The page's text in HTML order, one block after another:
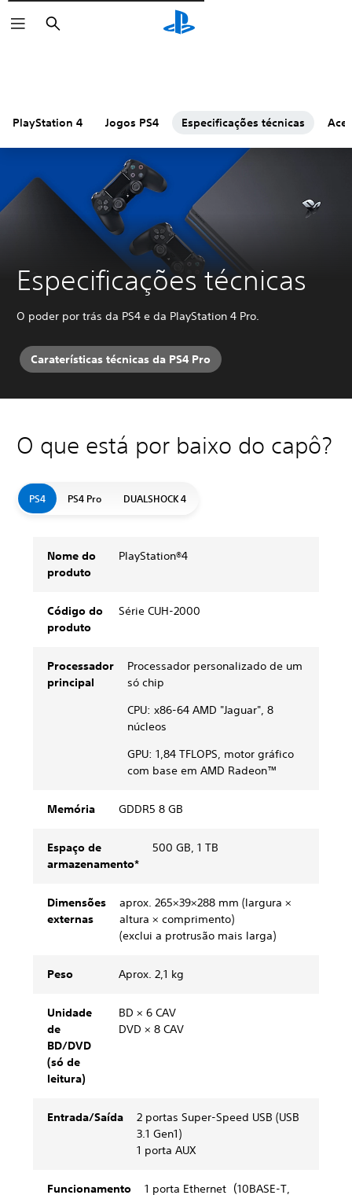
Pesquisar
PlayStation 4 Jogos PS4 Especificações técnicas
Especificações técnicas
O poder por trás da PS4 e da PlayStation 4 Pro.
Caraterísticas técnicas da PS4 Pro
O que está por baixo do capô?
PS4 PS4 Pro DUALSHOCK 4
Nome do
produto
PlayStation®4
Código do
produto
Série CUH-2000
Processador
principal
Processador personalizado de um
só chip
CPU: x86-64 AMD "Jaguar", 8
núcleos
GPU: 1,84 TFLOPS, motor gráfico
com base em AMD Radeon™
Memória GDDR5 8 GB
Espaço de
armazenamento*
500 GB, 1 TB
Dimensões
externas
aprox. 265×39×288 mm (largura ×
altura × comprimento)
(exclui a protrusão mais larga)
Peso Aprox. 2,1 kg
Unidade
de
BD/DVD
(só de
leitura)
BD × 6 CAV
DVD × 8 CAV
Entrada/Saída
2 portas Super-Speed USB (USB
3.1 Gen1)
1 porta AUX
Funcionamento
1 porta Ethernet（10BASE-T,